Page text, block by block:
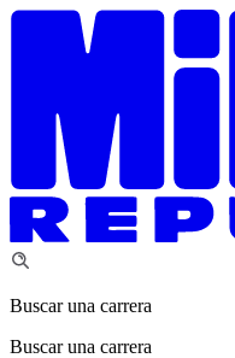
Buscar una carrera
Buscar una carrera